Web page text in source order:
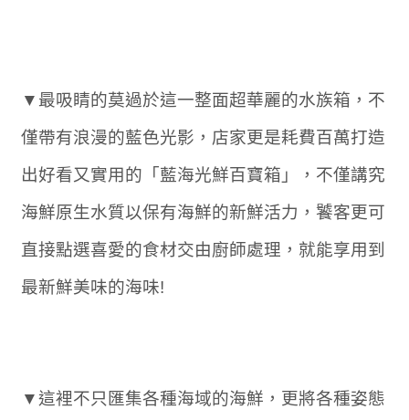
▼最吸睛的莫過於這一整面超華麗的水族箱，不
僅帶有浪漫的藍色光影，店家更是耗費百萬打造
出好看又實用的「藍海光鮮百寶箱」，不僅講究
海鮮原生水質以保有海鮮的新鮮活力，饕客更可
直接點選喜愛的食材交由廚師處理，就能享用到
最新鮮美味的海味!
▼這裡不只匯集各種海域的海鮮，更將各種姿態